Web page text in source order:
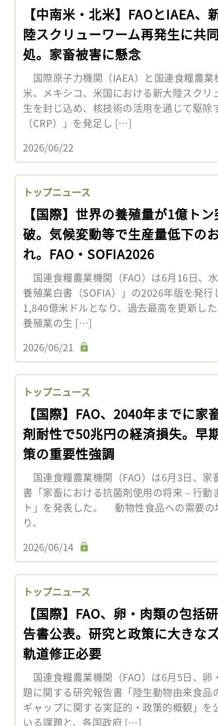
【中南米・北米】FAOとIAEA、
陸スクリューワーム再発生に共
処。家畜被害に懸念
国際原子力機関（IAEA）と国連食糧農業
米、メキシコ、米国における新大陸スクリ
生を封じ込め、核技術の活用を通じて駆
（CRP）」を発足し […]
2026/06/22
トップニュース
【国際】世界の養殖量が1億ト
破。気候変動等で生産量低下の
れ。FAO・SOFIA2026
国連食糧農業機関（FAO）は6月16日、
養殖業白書（SOFIA）」の2026年版を発
1,840億米ドルとなり、過去最高を更新
養殖業の生 […]
2026/06/21
トップニュース
【国際】FAO、2040年までに家
剤耐性で50兆円の経済損失。早
策の重要性強調
国連食糧農業機関（FAO）は6月3日、家
書「家畜における抗菌剤使用の将来 – 行
ト」を発表した。 動物性食品への需要の
り、
2026/06/14
トップニュース
【国際】FAO、卵・肉類の包括
告書公表。研究と政策に大きな
軌道修正必要
国連食糧農業機関（FAO）は6月5日、卵
題に関する研究報告書「陸生動物由来食
ギャップに関する実証的・政策的概観」
いる課題と、各国政府 […]